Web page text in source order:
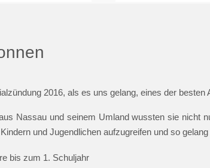
2016, als es uns gelang, eines der
Nassau und seinem Umland wussten sie nicht
und Jugendlichen aufzugreifen und so
bis zum 1. Schuljahr